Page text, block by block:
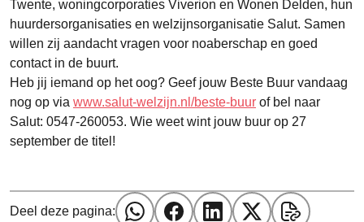
Twente, woningcorporaties Viverion en Wonen Delden, hun
huurdersorganisaties en welzijnsorganisatie Salut. Samen
willen zij aandacht vragen voor noaberschap en goed
contact in de buurt.
Heb jij iemand op het oog? Geef jouw Beste Buur vandaag
nog op via www.salut-welzijn.nl/beste-buur of bel naar
Salut: 0547-260053. Wie weet wint jouw buur op 27
september de titel!
Deel deze pagina: